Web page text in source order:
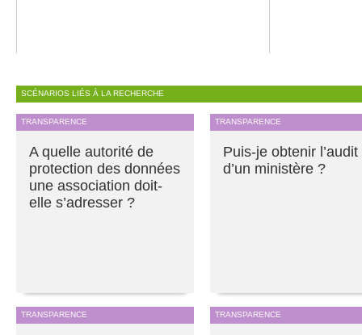
SCÉNARIOS LIÉS À LA RECHERCHE
TRANSPARENCE
A quelle autorité de
protection des données
une association doit-
elle s’adresser ?
TRANSPARENCE
Puis-je obtenir l’audit
d’un ministère ?
TRANSPARENCE TRANSPARENCE